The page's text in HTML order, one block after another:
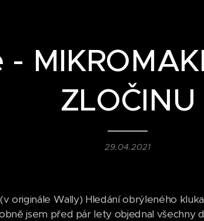
ZLOČINU
29.04.2021
originále Wally) Hledání obrýleného
jsem před pár lety objednal všechny